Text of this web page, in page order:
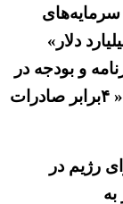
خارج از کشور بالغ بر «۳ الی ۴میلیارد دلار»
و بودجه در
رژیم آخوندی این حجم از سرمایه معادل« ۴برابر صادرات
رژیم در